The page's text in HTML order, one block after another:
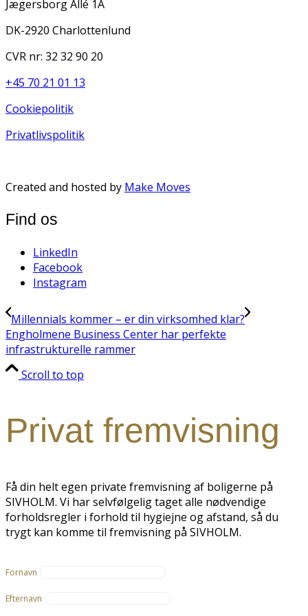
Jægersborg Allé 1A
DK-2920 Charlottenlund
CVR nr: 32 32 90 20
+45 70 21 01 13
Cookiepolitik
Privatlivspolitik
Created and hosted by Make Moves
Find os
LinkedIn
Facebook
Instagram
Millennials kommer – er din virksomhed klar?
Engholmene Business Center har perfekte
infrastrukturelle rammer
Scroll to top
Privat fremvisning
Få din helt egen private fremvisning af boligerne på
SIVHOLM. Vi har selvfølgelig taget alle nødvendige
forholdsregler i forhold til hygiejne og afstand, så du
trygt kan komme til fremvisning på SIVHOLM.
Fornavn
Efternavn